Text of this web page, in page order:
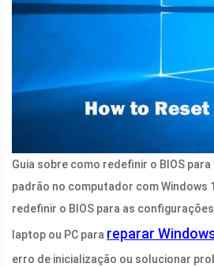
Guia sobre como redefinir o BIOS
padrão no computador com Windows
redefinir o BIOS para as
laptop ou PC para reparar
erro de inicialização ou solucionar